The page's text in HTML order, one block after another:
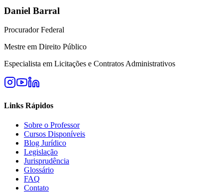
Daniel Barral
Procurador Federal
Mestre em Direito Público
Especialista em Licitações e Contratos Administrativos
Links Rápidos
Sobre o Professor
Cursos Disponíveis
Blog Jurídico
Legislação
Jurisprudência
Glossário
FAQ
Contato